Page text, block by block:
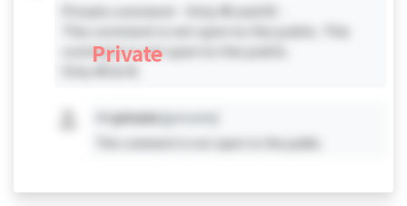
Private comment - Only #0 and #1 -
This comment is not open to the public. This
comment is not open to the public.
Private
private [private]
This comment is not open to the public.